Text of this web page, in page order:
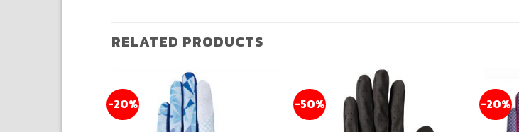
RELATED PRODUCTS
-20% -50% -20%